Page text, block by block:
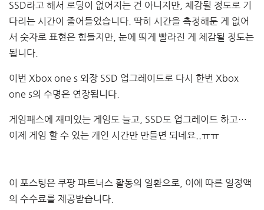
SSD라고 해서 로딩이 없어지는 건 아니지만, 체감될 정도로 기
다리는 시간이 줄어들었습니다. 딱히 시간을 측정해둔 게 없어
서 숫자로 표현은 힘들지만, 눈에 띄게 빨라진 게 체감될 정도는
됩니다.
이번 Xbox one s 외장 SSD 업그레이드로 다시 한번 Xbox
one s의 수명은 연장됩니다.
게임패스에 재미있는 게임도 늘고, SSD도 업그레이드 하고…
이제 게임 할 수 있는 개인 시간만 만들면 되네요..ㅠㅠ
이 포스팅은 쿠팡 파트너스 활동의 일환으로, 이에 따른 일정액
의 수수료를 제공받습니다.